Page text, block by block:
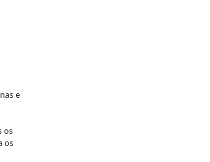
e
os
os